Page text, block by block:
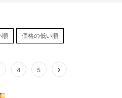
順 価格の低い順
4 5